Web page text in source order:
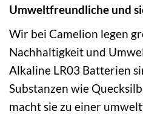
Umweltfreundliche und
Wir bei Camelion legen
Nachhaltigkeit und
Alkaline LR03 Batterien
Substanzen wie
macht sie zu einer